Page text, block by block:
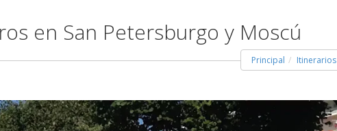
en San Petersburgo y Moscú
Principal Itinerarios